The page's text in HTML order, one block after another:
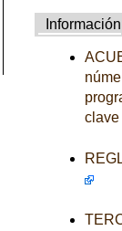
Información